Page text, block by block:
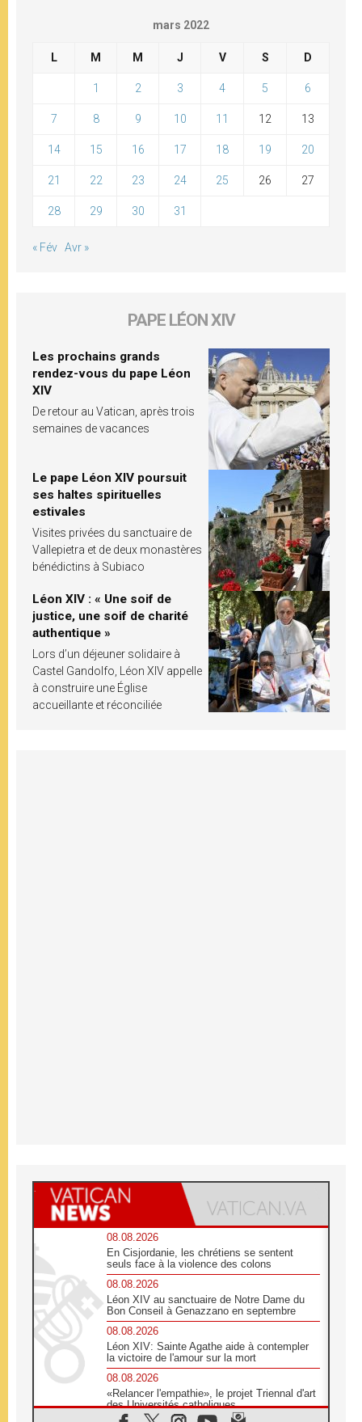
mars 2022
L M M J V S D
1 2 3 4 5 6
7 8 9 10 11 12 13
14 15 16 17 18 19 20
21 22 23 24 25 26 27
28 29 30 31
« Fév Avr »
PAPE LÉON XIV
Les prochains grands
rendez-vous du pape Léon
XIV
De retour au Vatican, après trois
semaines de vacances
Le pape Léon XIV poursuit
ses haltes spirituelles
estivales
Visites privées du sanctuaire de
Vallepietra et de deux monastères
bénédictins à Subiaco
Léon XIV : « Une soif de
justice, une soif de charité
authentique »
Lors d’un déjeuner solidaire à
Castel Gandolfo, Léon XIV appelle
à construire une Église
accueillante et réconciliée
08.08.2026
En Cisjordanie, les chrétiens se sentent
seuls face à la violence des colons
08.08.2026
Léon XIV au sanctuaire de Notre Dame du
Bon Conseil à Genazzano en septembre
08.08.2026
Léon XIV: Sainte Agathe aide à contempler
la victoire de l'amour sur la mort
08.08.2026
«Relancer l'empathie», le projet Triennal d'art
des Universités catholiques